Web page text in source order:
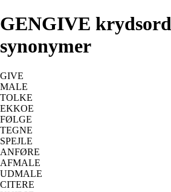
GENGIVE
synonymer
GIVE
MALE
TOLKE
EKKOE
FØLGE
TEGNE
SPEJLE
ANFØRE
AFMALE
UDMALE
CITERE